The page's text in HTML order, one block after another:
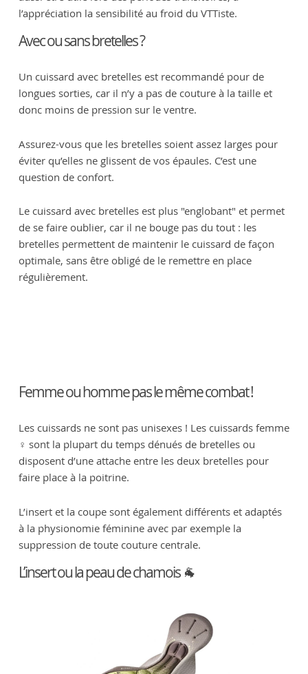
l’appréciation la sensibilité au froid du VTTiste.
Avec ou sans bretelles ?
Un cuissard avec bretelles est recommandé pour de
longues sorties, car il n’y a pas de couture à la taille et
donc moins de pression sur le ventre.
Assurez-vous que les bretelles soient assez larges pour
éviter qu’elles ne glissent de vos épaules. C’est une
question de confort.
Le cuissard avec bretelles est plus "englobant" et permet
de se faire oublier, car il ne bouge pas du tout : les
bretelles permettent de maintenir le cuissard de façon
optimale, sans être obligé de le remettre en place
régulièrement.
Femme ou homme pas le même combat !
Les cuissards ne sont pas unisexes ! Les cuissards femme
♀️ sont la plupart du temps dénués de bretelles ou
disposent d’une attache entre les deux bretelles pour
faire place à la poitrine.
L’insert et la coupe sont également différents et adaptés
à la physionomie féminine avec par exemple la
suppression de toute couture centrale.
L’insert ou la peau de chamois 🐐